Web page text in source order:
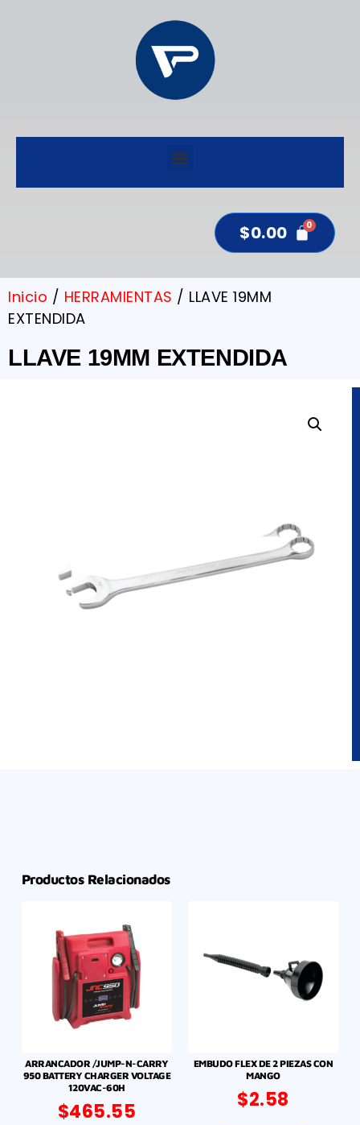
$0.00
Inicio / HERRAMIENTAS / LLAVE 19MM
EXTENDIDA
LLAVE 19MM EXTENDIDA
Productos Relacionados
ARRANCADOR /JUMP-N-CARRY
950 BATTERY CHARGER VOLTAGE
120VAC-60H
$465.55
EMBUDO FLEX DE 2 PIEZAS CON
MANGO
$2.58